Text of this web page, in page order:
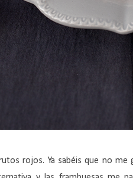
rojos. Ya sabéis que no me